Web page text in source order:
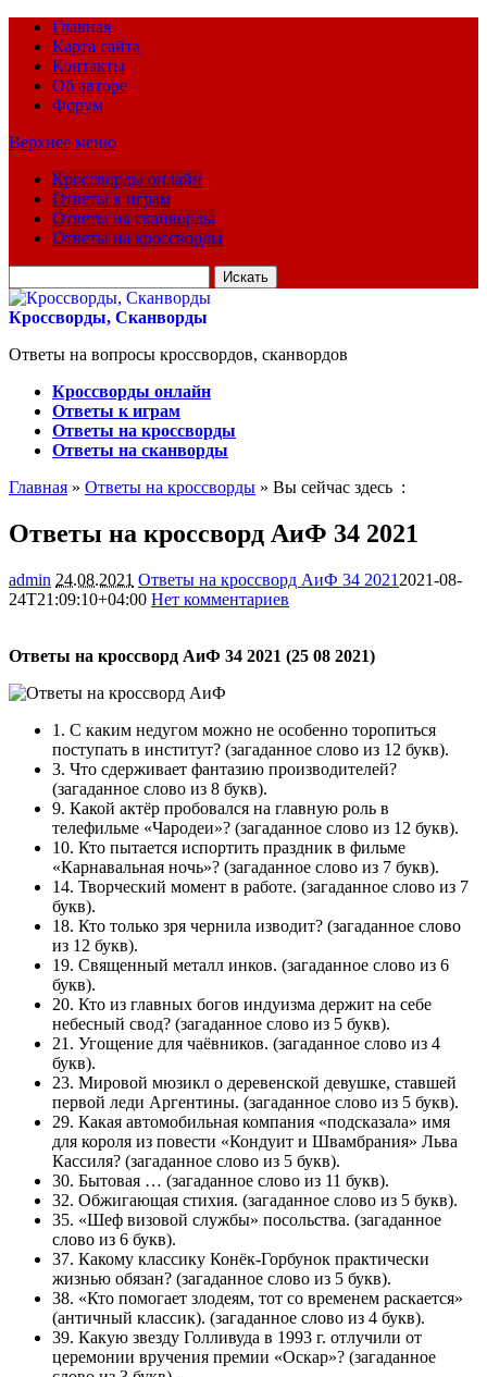
Главная
Карта сайта
Контакты
Об авторе
Форум
Верхнее меню
Кроссворды онлайн
Ответы к играм
Ответы на сканворды
Ответы на кроссворды
для:
Кроссворды, Сканворды
Ответы на вопросы кроссвордов, сканвордов
Кроссворды онлайн
Ответы к играм
Ответы на кроссворды
Ответы на сканворды
Главная » Ответы на кроссворды » Вы сейчас здесь :
Ответы на кроссворд АиФ 34 2021
admin 24.08.2021 Ответы на кроссворд АиФ 34 2021 2021-08-
24T21:09:10+04:00 Нет комментариев
Ответы на кроссворд АиФ 34 2021 (25 08 2021)
1. С каким недугом можно не особенно торопиться
поступать в институт? (загаданное слово из 12 букв).
3. Что сдерживает фантазию производителей?
(загаданное слово из 8 букв).
9. Какой актёр пробовался на главную роль в
телефильме «Чародеи»? (загаданное слово из 12 букв).
10. Кто пытается испортить праздник в фильме
«Карнавальная ночь»? (загаданное слово из 7 букв).
14. Творческий момент в работе. (загаданное слово из 7
букв).
18. Кто только зря чернила изводит? (загаданное слово
из 12 букв).
19. Священный металл инков. (загаданное слово из 6
букв).
20. Кто из главных богов индуизма держит на себе
небесный свод? (загаданное слово из 5 букв).
21. Угощение для чаёвников. (загаданное слово из 4
букв).
23. Мировой мюзикл о деревенской девушке, ставшей
первой леди Аргентины. (загаданное слово из 5 букв).
29. Какая автомобильная компания «подсказала» имя
для короля из повести «Кондуит и Швамбрания» Льва
Кассиля? (загаданное слово из 5 букв).
30. Бытовая … (загаданное слово из 11 букв).
32. Обжигающая стихия. (загаданное слово из 5 букв).
35. «Шеф визовой службы» посольства. (загаданное
слово из 6 букв).
37. Какому классику Конёк-Горбунок практически
жизнью обязан? (загаданное слово из 5 букв).
38. «Кто помогает злодеям, тот со временем раскается»
(античный классик). (загаданное слово из 4 букв).
39. Какую звезду Голливуда в 1993 г. отлучили от
церемонии вручения премии «Оскар»? (загаданное